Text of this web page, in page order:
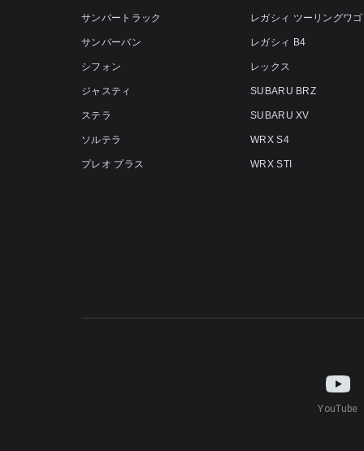
サンバートラック
サンバーバン
シフォン
ジャスティ
ステラ
ソルテラ
プレオ プラス
レガシィ ツーリングワ
レガシィ B4
レックス
SUBARU BRZ
SUBARU XV
WRX S4
WRX STI
YouTube